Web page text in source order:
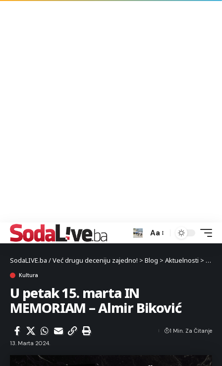
Aa
SodaLIVE.ba / Već drugu deceniju zajedno! > Blog > Aktuelnosti >
Kultura
U petak 15. marta IN
MEMORIAM – Almir Biković
13. Marta 2024.
1 Min. Za Čitanje